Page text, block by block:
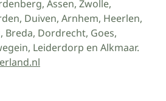
Assen, Zwolle,
Duiven, Arnhem, Heerlen,
Breda, Dordrecht, Goes,
Leiderdorp en Alkmaar.